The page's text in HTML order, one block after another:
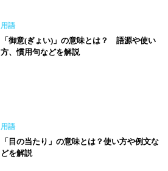
用語
「御意(ぎょい)」の意味とは？ 語源や使い
方、慣用句などを解説
用語
「目の当たり」の意味とは？使い方や例文な
どを解説